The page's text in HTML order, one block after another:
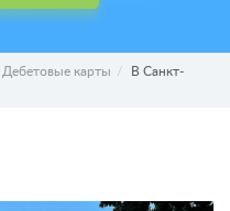
Дебетовые карты
В Санкт-